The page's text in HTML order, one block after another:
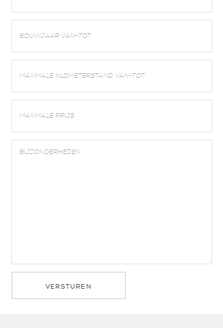
VERSTUREN